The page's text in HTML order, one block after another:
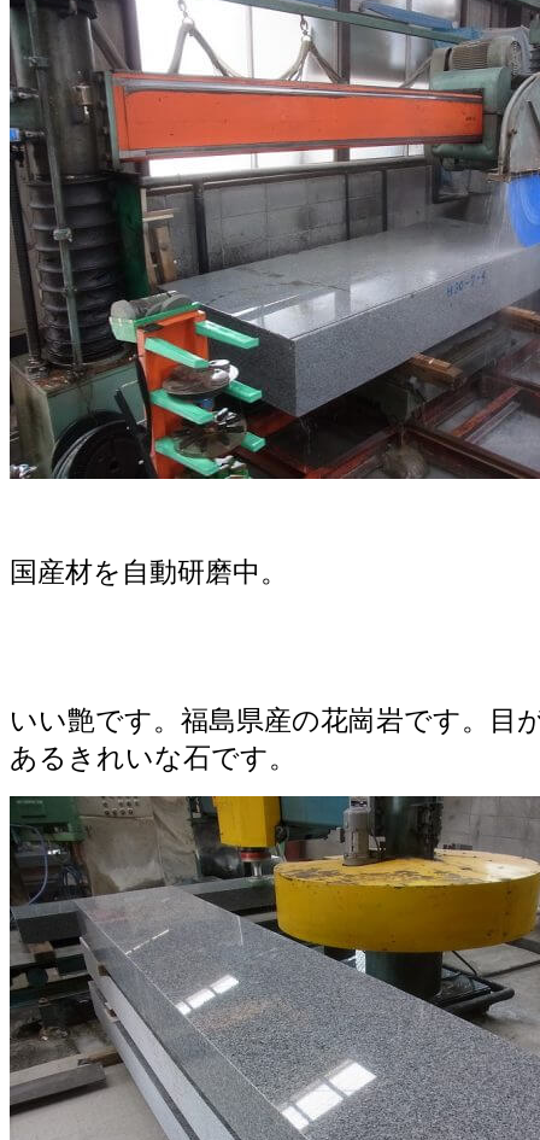
国産材を自動研磨中。
いい艶です。福島県産の花崗岩です。目
あるきれいな石です。